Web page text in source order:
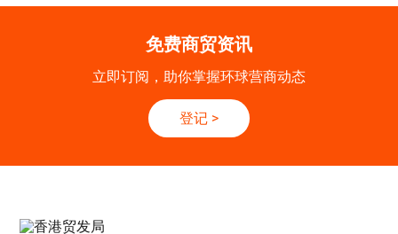
免费商贸资讯
立即订阅，助你掌握环球营商动态
登记 >